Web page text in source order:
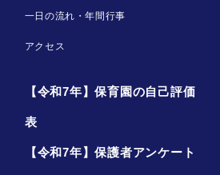
一日の流れ・年間行事
アクセス
【令和7年】保育園の自己評価
表
【令和7年】保護者アンケート